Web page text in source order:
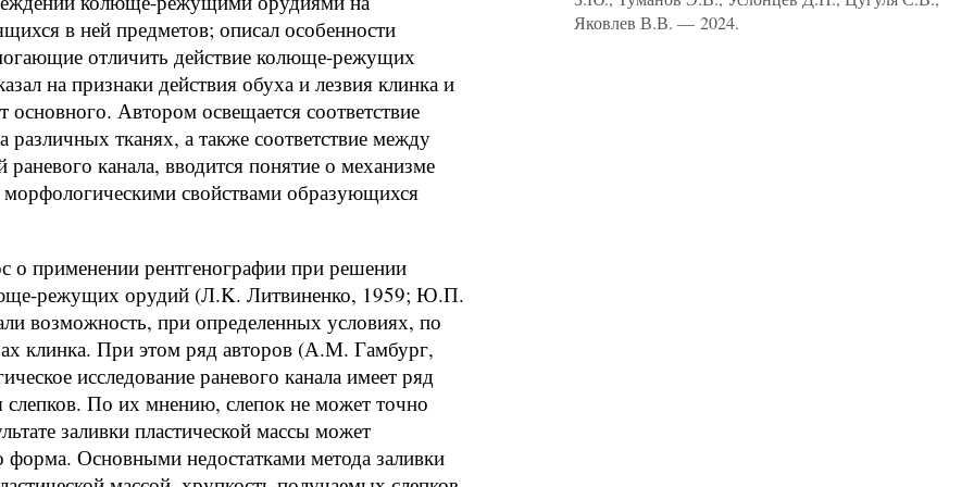
в ней предметов; описал особенности
отличить действие колюще-режущих
на признаки действия обуха и лезвия клинка и
Автором освещается соответствие
тканях, а также соответствие между
канала, вводится понятие о механизме
свойствами образующихся
о применении рентгенографии при решении
режущих орудий (Л.K. Литвиненко, 1959; Ю.П.
при определенных условиях, по
клинка. При этом ряд авторов (А.М. Гамбург,
исследование раневого канала имеет ряд
По их мнению, слепок не может точно
заливки пластической массы может
форма. Основными недостатками метода заливки
Яковлев В.В. — 2024.